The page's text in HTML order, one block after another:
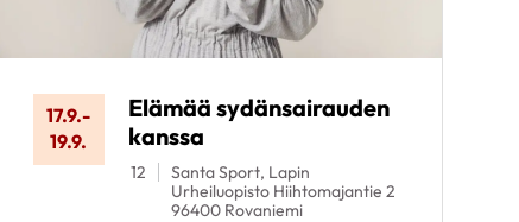
17.9.-
19.9.
Elämää sydänsairauden
kanssa
12
Santa Sport, Lapin
Urheiluopisto Hiihtomajantie 2
96400 Rovaniemi